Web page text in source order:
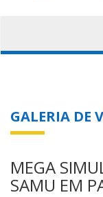
GALERIA DE
MEGA
SAMU EM